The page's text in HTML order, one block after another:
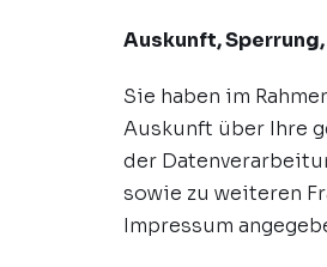
Auskunft,
Sie haben im
Auskunft über Ihre
der
sowie zu weiteren
Impressum